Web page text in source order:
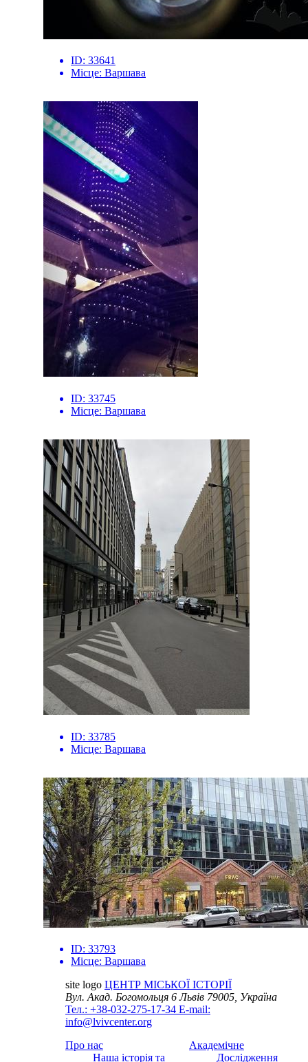
ID: 33641
Місце: Варшава
ID: 33745
Місце: Варшава
ID: 33785
Місце: Варшава
ID: 33793
Місце: Варшава
site logo ЦЕНТР МІСЬКОЇ ІСТОРІЇ
Вул. Акад. Богомольця 6Львів 79005, Україна
Тел.: +38-032-275-17-34 E-mail:
info@lvivcenter.org
Про нас
Наша історія та
Академічне
Дослідження